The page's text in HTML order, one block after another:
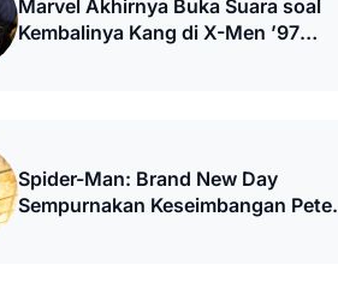
Marvel Akhirnya Buka Suara soal
Kembalinya Kang di X-Men ’97
Spider-Man: Brand New Day
Sempurnakan Keseimbangan Peter